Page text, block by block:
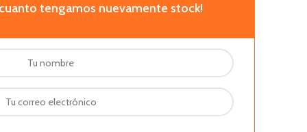
tengamos nuevamente stock!